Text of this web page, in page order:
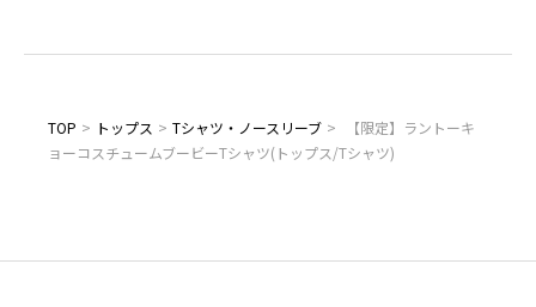
TOP > トップス > Tシャツ・ノースリーブ >
【限定】ラントーキ
ョーコスチュームブービーTシャツ(トップス/Tシャツ)